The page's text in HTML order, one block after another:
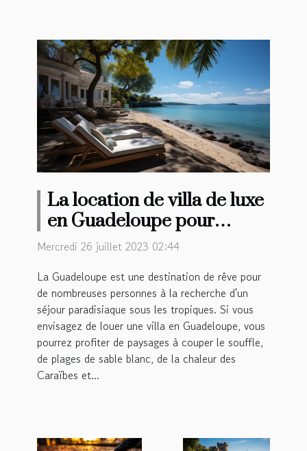
La location de villa de luxe
en Guadeloupe pour
passer ses vacances est-il
Mercredi 26 juillet 2023 02:44
La Guadeloupe est une destination de rêve pour
de nombreuses personnes à la recherche d'un
séjour paradisiaque sous les tropiques. Si vous
envisagez de louer une villa en Guadeloupe, vous
pourrez profiter de paysages à couper le souffle,
de plages de sable blanc, de la chaleur des
Caraïbes et...